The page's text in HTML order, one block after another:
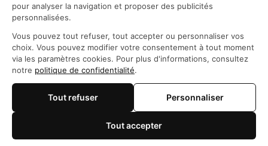
Coordonnées
Questions fréquemment posées
© 2026 Maison Otaku
pour analyser la navigation et proposer des publicités
personnalisées.
Vous pouvez tout refuser, tout accepter ou personnaliser vos
choix. Vous pouvez modifier votre consentement à tout moment
via les paramètres cookies. Pour plus d'informations, consultez
notre politique de confidentialité.
Tout refuser Personnaliser
Tout accepter